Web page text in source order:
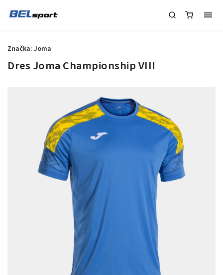
Dres Joma Championship VIII
Značka: Joma